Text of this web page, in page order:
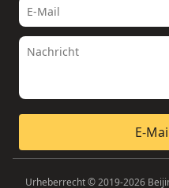
E-
Urheberrecht © 2019-2026